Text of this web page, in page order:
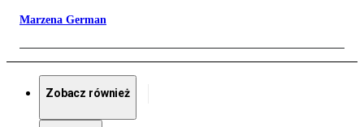
Marzena German
Zobacz również